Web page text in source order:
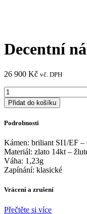
Decentní
26 900 Kč vč. DPH
Decentní
náušnice
s
visacím
množství
Přidat do košíku
Podrobnosti
Kámen: briliant SI1/EF –
Materiál: zlato 14kt –
Váha: 1,23g
Zapínání: klasické
Vrácení a zrušení
Přečtěte si více